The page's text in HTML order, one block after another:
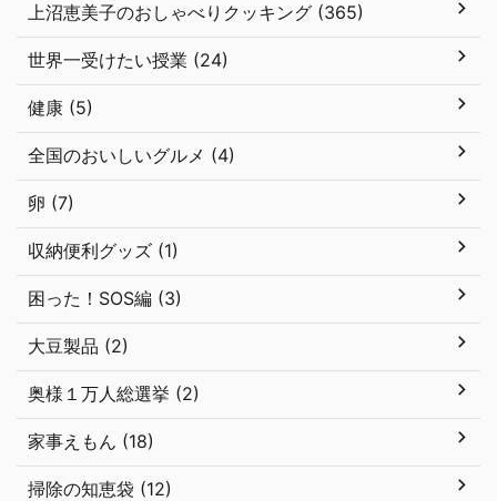
上沼恵美子のおしゃべりクッキング (365)
世界一受けたい授業 (24)
健康 (5)
全国のおいしいグルメ (4)
卵 (7)
収納便利グッズ (1)
困った！SOS編 (3)
大豆製品 (2)
奥様１万人総選挙 (2)
家事えもん (18)
掃除の知恵袋 (12)